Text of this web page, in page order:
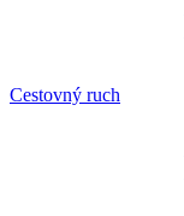
Cestovný ruch